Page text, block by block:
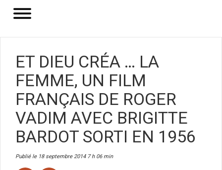
ET DIEU CRÉA … LA
FEMME, UN FILM
FRANÇAIS DE ROGER
VADIM AVEC BRIGITTE
BARDOT SORTI EN 1956
Publié le 18 septembre 2014 7 h 06 min